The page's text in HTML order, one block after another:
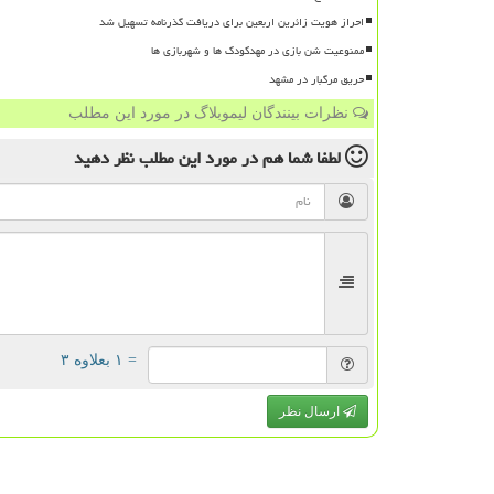
احراز هویت زائرین اربعین برای دریافت گذرنامه تسهیل شد
ممنوعیت شن بازی در مهدکودک ها و شهربازی ها
حریق مرگبار در مشهد
نظرات بینندگان لیموبلاگ در مورد این مطلب
لطفا شما همدر مورد این مطلبنظر دهید
= ۱ بعلاوه ۳
ارسال نظر